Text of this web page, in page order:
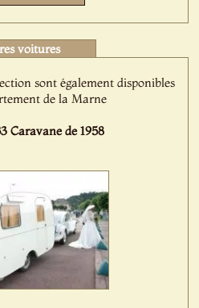
voitures
sont également disponibles
de la Marne
Caravane de 1958